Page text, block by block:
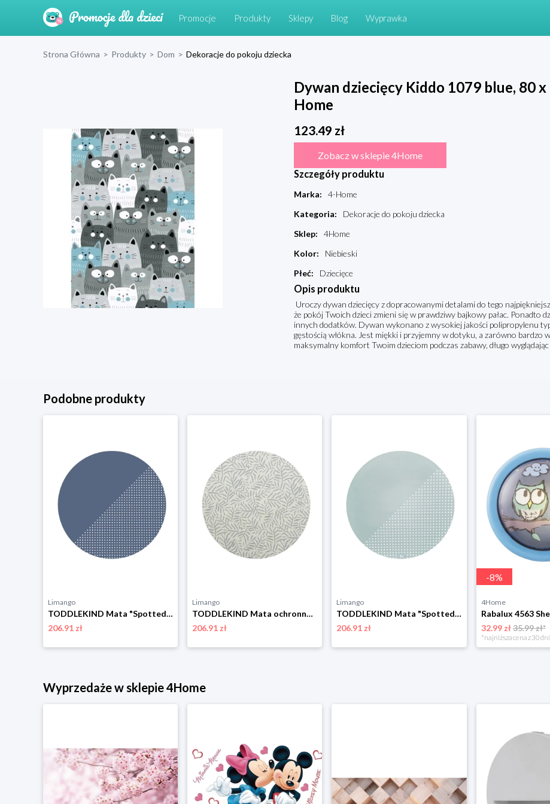
Promocje Produkty Sklepy Blog Wyprawka
Strona Główna > Produkty > Dom > Dekoracje do pokoju dziecka
Dywan dziecięcy Kiddo 1079 blue, 80 x
Home
123.49 zł
Zobacz w sklepie 4Home
Szczegóły produktu
Marka:
4-Home
Kategoria:
Dekoracje do pokoju dziecka
Sklep:
4Home
Kolor:
Niebieski
Płeć: Dziecięce
Opis produktu
Uroczy dywan dziecięcy z dopracowanymi detalami do tego
że pokój Twoich dzieci zmieni się w prawdziwy bajkowy pałac. Ponadto
innych dodatków. Dywan wykonano z wysokiej jakości polipropylenu
gęstością włókna. Jest miękki i przyjemny w dotyku, a zarówno bardzo
maksymalny komfort Twoim dzieciom podczas zabawy, długo
Podobne produkty
Limango
TODDLEKIND Mata "Spotted Blue Pansay" w kolorze niebieskim do zabawy - Ø 105 cm rozmiar: onesize
206.91 zł
Limango
TODDLEKIND Mata ochronna podłogowa w kolorze kremowym ze wzorem - Ø 105 cm rozmiar: onesize
206.91 zł
Limango
TODDLEKIND Mata "Spotted Moss" w kolorze błękitnym do zabawy - Ø 105 cm rozmiar: onesize
206.91 zł
-8%
4Home
32.99 zł35.99 zł*
*najniższa cena z 30
Wyprzedaże w sklepie 4Home